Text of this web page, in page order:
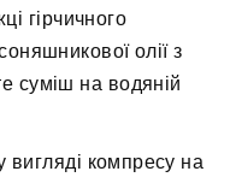
гірчичного
олії з
суміш на водяній
вигляді компресу на